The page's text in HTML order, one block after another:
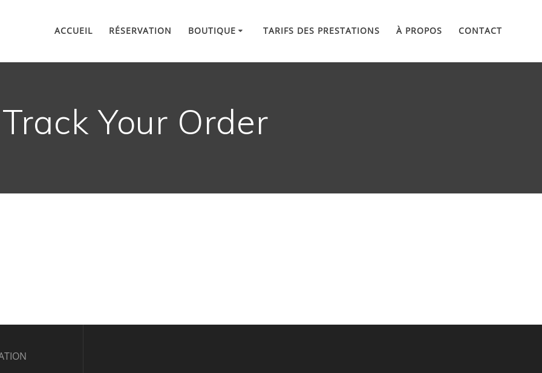
ACCUEIL RÉSERVATION BOUTIQUE TARIFS DES PRESTATIONS À PROPOS CONTACT
Track Your Order